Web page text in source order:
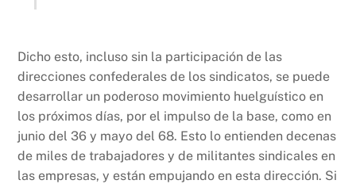
Dicho esto, incluso sin la participación de las
direcciones confederales de los sindicatos, se puede
desarrollar un poderoso movimiento huelguístico en
los próximos días, por el impulso de la base, como en
junio del 36 y mayo del 68. Esto lo entienden decenas
de miles de trabajadores y de militantes sindicales en
las empresas, y están empujando en esta dirección. Si